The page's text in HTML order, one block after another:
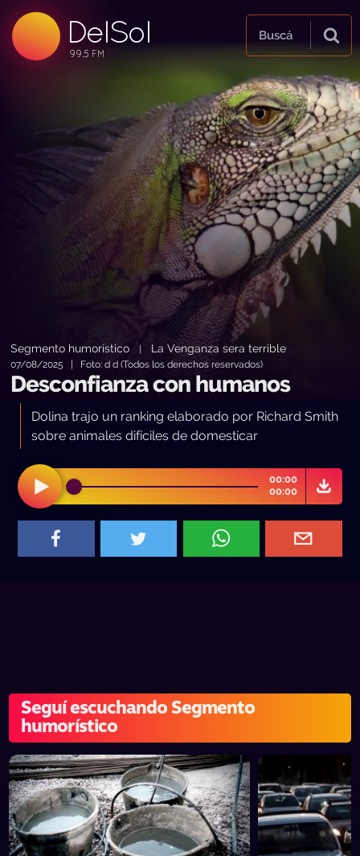
DelSol
99.5 FM
99.5 FM
99.5 FM
Buscá
Segmento humorístico La Venganza sera terrible
07/08/2025 | Foto: d d (Todos los derechos reservados)
Desconfianza con humanos
Dolina trajo un ranking elaborado por Richard Smith
sobre animales difíciles de domesticar
00:00
00:00
Seguí escuchando Segmento
humorístico